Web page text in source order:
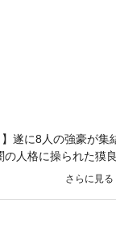
遂に8人の強豪が
人格に操られた獏
召喚なるか…!?